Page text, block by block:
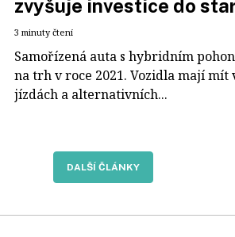
zvyšuje investice do
3 minuty čtení
Samořízená auta s hybridním
na trh v roce 2021. Vozidla mají
jízdách a alternativních...
DALŠÍ ČLÁNKY